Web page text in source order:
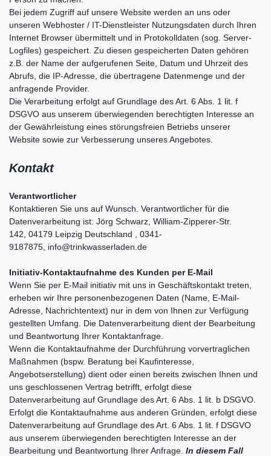
Bei jedem Zugriff auf unsere Website werden an uns oder
unseren Webhoster / IT-Dienstleister Nutzungsdaten durch Ihren
Internet Browser übermittelt und in Protokolldaten (sog. Server-
Logfiles) gespeichert. Zu diesen gespeicherten Daten gehören
z.B. der Name der aufgerufenen Seite, Datum und Uhrzeit des
Abrufs, die IP-Adresse, die übertragene Datenmenge und der
anfragende Provider.
Die Verarbeitung erfolgt auf Grundlage des Art. 6 Abs. 1 lit. f
DSGVO aus unserem überwiegenden berechtigten Interesse an
der Gewährleistung eines störungsfreien Betriebs unserer
Website sowie zur Verbesserung unseres Angebotes.
Kontakt
Verantwortlicher
Kontaktieren Sie uns auf Wunsch. Verantwortlicher für die
Datenverarbeitung ist: Jörg Schwarz, William-Zipperer-Str.
142, 04179 Leipzig Deutschland , 0341-
9187875, info@trinkwasserladen.de
Initiativ-Kontaktaufnahme des Kunden per E-Mail
Wenn Sie per E-Mail initiativ mit uns in Geschäftskontakt treten,
erheben wir Ihre personenbezogenen Daten (Name, E-Mail-
Adresse, Nachrichtentext) nur in dem von Ihnen zur Verfügung
gestellten Umfang. Die Datenverarbeitung dient der Bearbeitung
und Beantwortung Ihrer Kontaktanfrage.
Wenn die Kontaktaufnahme der Durchführung vorvertraglichen
Maßnahmen (bspw. Beratung bei Kaufinteresse,
Angebotserstellung) dient oder einen bereits zwischen Ihnen und
uns geschlossenen Vertrag betrifft, erfolgt diese
Datenverarbeitung auf Grundlage des Art. 6 Abs. 1 lit. b DSGVO.
Erfolgt die Kontaktaufnahme aus anderen Gründen, erfolgt diese
Datenverarbeitung auf Grundlage des Art. 6 Abs. 1 lit. f DSGVO
aus unserem überwiegenden berechtigten Interesse an der
Bearbeitung und Beantwortung Ihrer Anfrage. In diesem Fall